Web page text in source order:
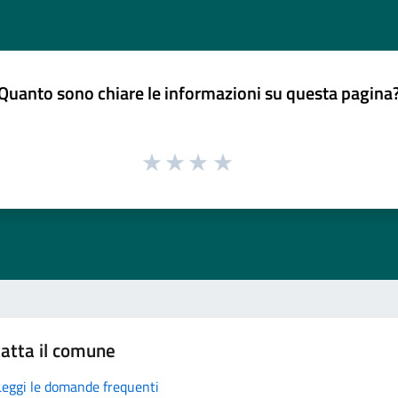
sono chiare le informazioni su questa
il comune
le domande frequenti